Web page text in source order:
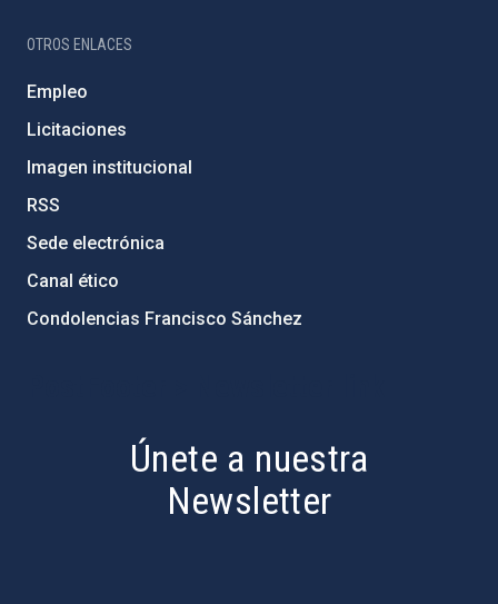
OTROS ENLACES
Empleo
Licitaciones
Imagen institucional
RSS
Sede electrónica
Canal ético
Condolencias Francisco Sánchez
Únete a nuestra
Newsletter